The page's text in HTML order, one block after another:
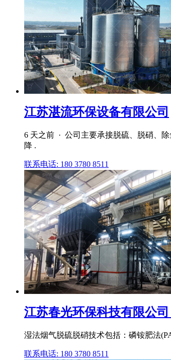
江苏湛流环保设备有限公司
6 天之前 · 公司主要承接脱硫、脱硝、
降 .
联系电话: 180 3780 8511
江苏春光环保科技有限公
湿法烟气脱硫脱硝技术包括：磷铵肥法
联系电话: 180 3780 8511